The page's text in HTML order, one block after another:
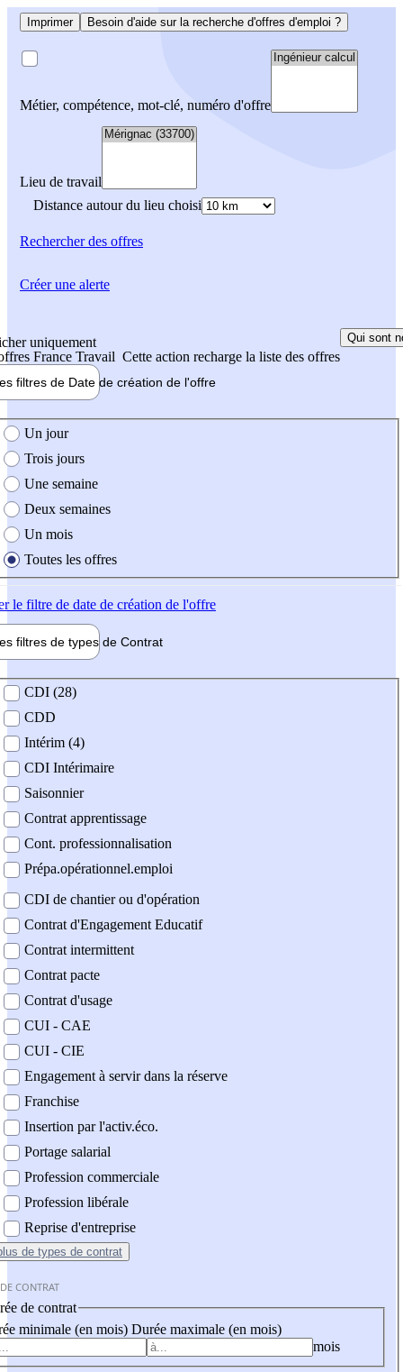
Imprimer Besoin d'aide sur la recherche d'offres d'emploi ?
Métier, compétence, mot-clé, numéro d'offre
Lieu de travail
Distance autour du lieu choisi
Rechercherdes offres
uniquement
France Travail Cette action recharge la liste des offres
Qui sont
filtres de Date de création de l'offre
création de l'offre
Un jour
Trois jours
Une semaine
Deux semaines
Un mois
Toutes les offres
le filtre de date de création de l'offre
filtres de types de Contrat
contrat
CDI (28)
CDD
Intérim (4)
CDI Intérimaire
Saisonnier
Contrat apprentissage
Cont. professionnalisation
Prépa.opérationnel.emploi
CDI de chantier ou d'opération
Contrat d'Engagement Educatif
Contrat intermittent
Contrat pacte
Contrat d'usage
CUI - CAE
CUI - CIE
Engagement à servir dans la réserve
Franchise
Insertion par l'activ.éco.
Portage salarial
Profession commerciale
Profession libérale
Reprise d'entreprise
de types de contrat
CONTRAT
de contrat
minimale (en mois) Durée maximale (en mois)
mois
Créer une alerte